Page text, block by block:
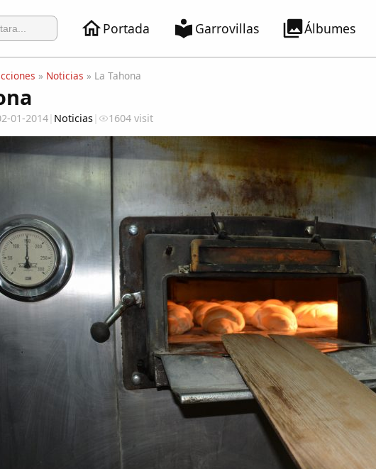
Portada Garrovillas Álbumes
» Noticias » La Tahona
01-2014| Noticias| 1604 visit